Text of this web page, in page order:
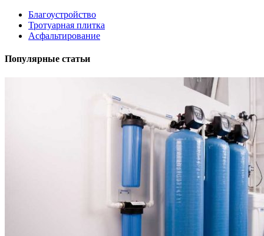
Благоустройство
Тротуарная плитка
Асфальтирование
Популярные статьи